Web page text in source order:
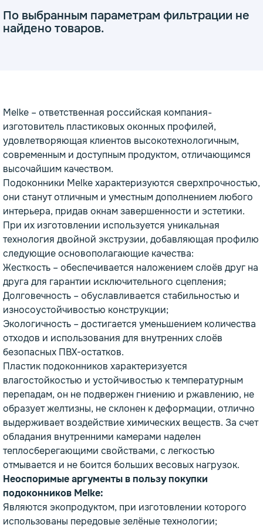
дерево
По выбранным параметрам фильтрации не
найдено товаров.
Melke – ответственная российская компания-
изготовитель пластиковых оконных профилей,
удовлетворяющая клиентов высокотехнологичным,
современным и доступным продуктом, отличающимся
высочайшим качеством.
Подоконники Melke характеризуются сверхпрочностью,
они станут отличным и уместным дополнением любого
интерьера, придав окнам завершенности и эстетики.
При их изготовлении используется уникальная
технология двойной экструзии, добавляющая профилю
следующие основополагающие качества:
Жесткость – обеспечивается наложением слоёв друг на
друга для гарантии исключительного сцепления;
Долговечность – обуславливается стабильностью и
износоустойчивостью конструкции;
Экологичность – достигается уменьшением количества
отходов и использования для внутренних слоёв
безопасных ПВХ-остатков.
Пластик подоконников характеризуется
влагостойкостью и устойчивостью к температурным
перепадам, он не подвержен гниению и ржавлению, не
образует желтизны, не склонен к деформации, отлично
выдерживает воздействие химических веществ. За счет
обладания внутренними камерами наделен
теплосберегающими свойствами, с легкостью
отмывается и не боится больших весовых нагрузок.
Неоспоримые аргументы в пользу покупки
подоконников Melke:
Являются экопродуктом, при изготовлении которого
использованы передовые зелёные технологии;